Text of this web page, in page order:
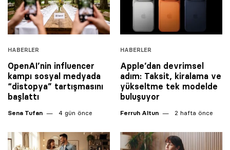
HABERLER
OpenAI’nin influencer
kampı sosyal medyada
“distopya” tartışmasını
başlattı
Sena Tufan 4 gün önce
HABERLER
Apple’dan devrimsel
adım: Taksit, kiralama ve
yükseltme tek modelde
buluşuyor
Ferruh Altun 2 hafta önce